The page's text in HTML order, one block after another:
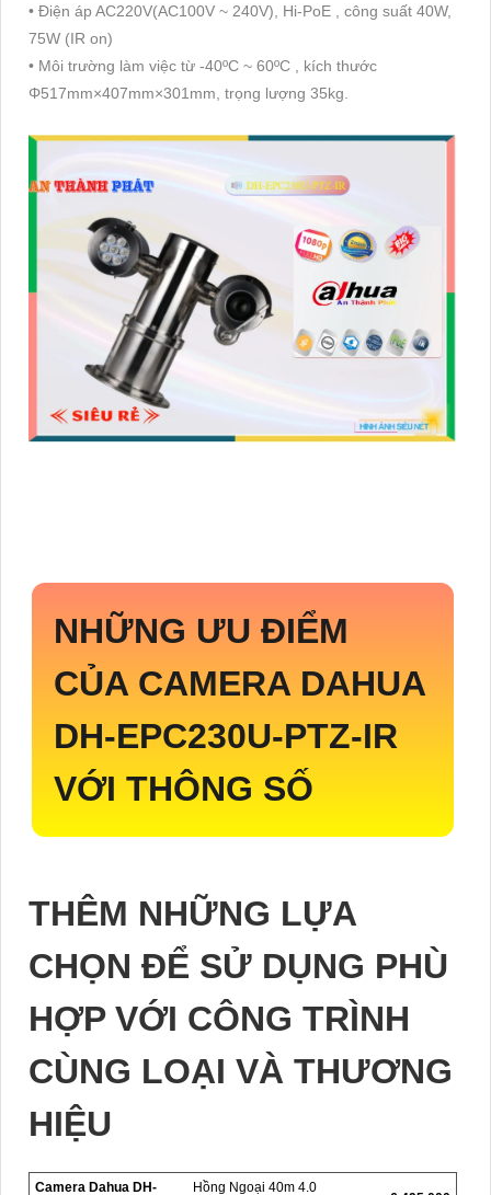
• Điện áp AC220V(AC100V ~ 240V), Hi-PoE , công suất 40W,
75W (IR on)
• Môi trường làm việc từ -40ºC ~ 60ºC , kích thước
Φ517mm×407mm×301mm, trọng lượng 35kg.
NHỮNG ƯU ĐIỂM
CỦA CAMERA DAHUA
DH-EPC230U-PTZ-IR
VỚI THÔNG SỐ
THÊM NHỮNG LỰA
CHỌN ĐỂ SỬ DỤNG PHÙ
HỢP VỚI CÔNG TRÌNH
CÙNG LOẠI VÀ THƯƠNG
HIỆU
Camera Dahua DH- Hồng Ngoại 40m 4.0